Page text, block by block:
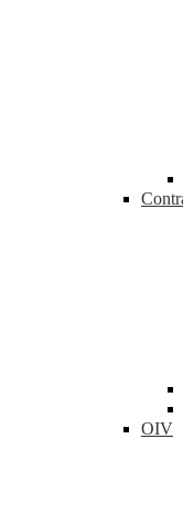
OIV